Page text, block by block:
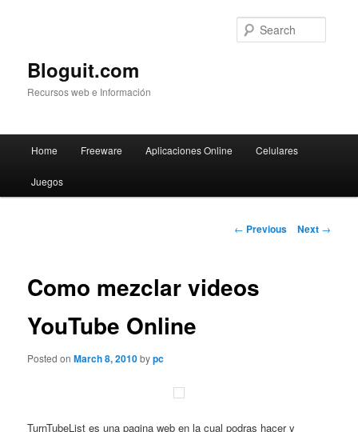
Bloguit.com
Recursos web e Información
Skip
to
Home Freeware Aplicaciones Online Celulares
Juegos
Post
← Previous Next →
Como mezclar videos
YouTube Online
Posted onMarch 8, 2010bypc
TurnTubeList es una pagina web en la cual podras hacer y